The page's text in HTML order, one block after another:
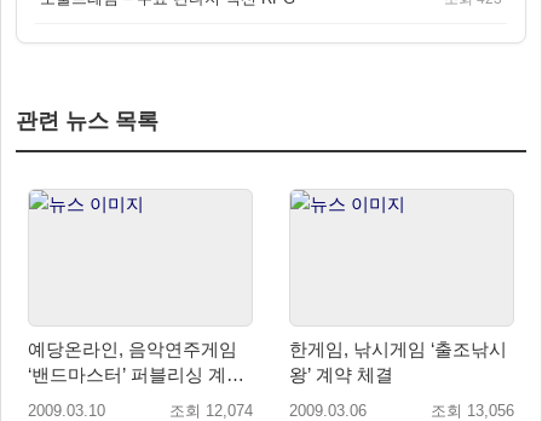
관련 뉴스 목록
예당온라인, 음악연주게임
‘밴드마스터’ 퍼블리싱 계약
체결
2009.03.10 조회 12,074
한게임, 낚시게임 ‘출조낚시
왕’ 계약 체결
2009.03.06 조회 13,056